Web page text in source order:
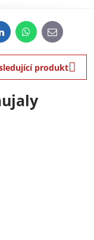
WhatsApp
E-
mail
produkt